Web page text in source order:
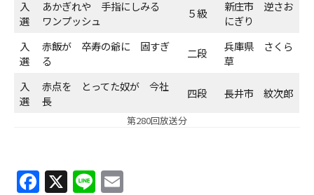
入
選
あかぎれや 手指にしみる
ワンプッシュ
５級
新庄市 逆さお
にぎり
入
選
赤飯が 卒寿の爺に 固すぎ
る
二段
兵庫県 さくら
草
入
選
赤点を とってた奴が 今社
長
四段 長井市 紋次郎
第280回放送分
F X Li